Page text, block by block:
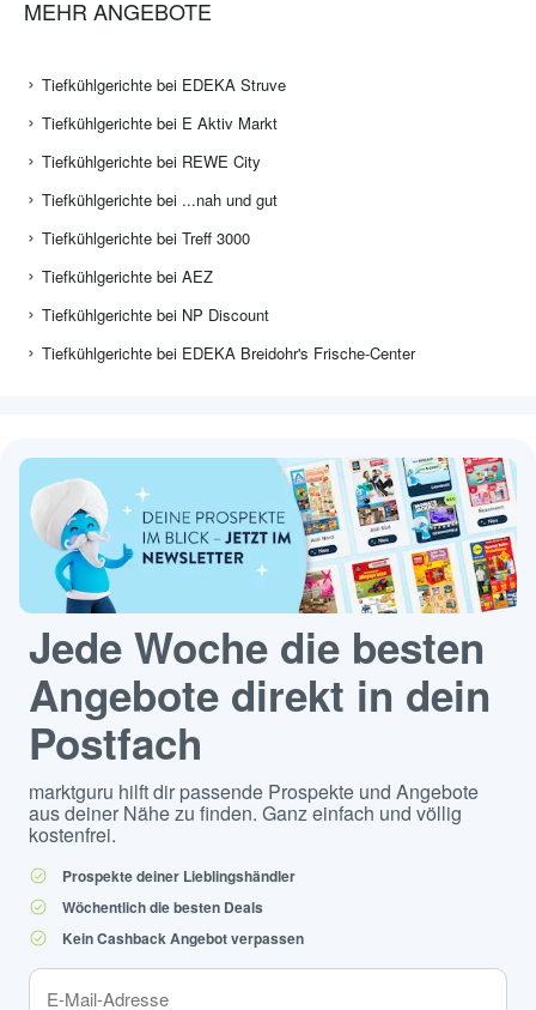
MEHR ANGEBOTE
Tiefkühlgerichte bei EDEKA Struve
Tiefkühlgerichte bei E Aktiv Markt
Tiefkühlgerichte bei REWE City
Tiefkühlgerichte bei ...nah und gut
Tiefkühlgerichte bei Treff 3000
Tiefkühlgerichte bei AEZ
Tiefkühlgerichte bei NP Discount
Tiefkühlgerichte bei EDEKA Breidohr's Frische-Center
Jede Woche die besten
Angebote direkt in dein
Postfach
marktguru hilft dir passende Prospekte und Angebote
aus deiner Nähe zu finden. Ganz einfach und völlig
kostenfrei.
Prospekte deiner Lieblingshändler
Wöchentlich die besten Deals
Kein Cashback Angebot verpassen